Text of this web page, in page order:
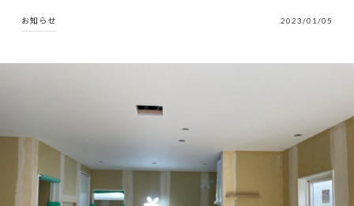
お知らせ 2023/01/05